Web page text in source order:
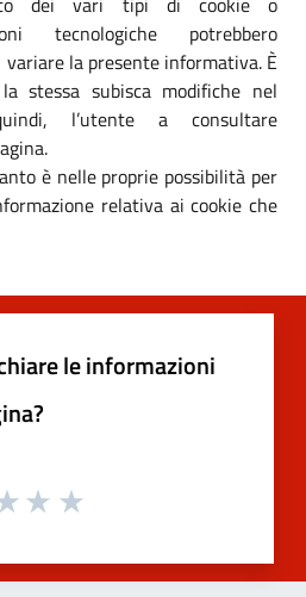
tecnologiche potrebbero
la presente informativa. È
stessa subisca modifiche nel
l’utente a consultare
è nelle proprie possibilità per
relativa ai cookie che
le informazioni